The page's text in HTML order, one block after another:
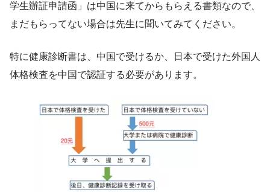
学生辦証申請函」は中国に来てからもらえる書類なので、
まだもらってない場合は先生に聞いてみてください。
特に健康診断書は、中国で受けるか、日本で受けた外国人
体格検査を中国で認証する必要があります。